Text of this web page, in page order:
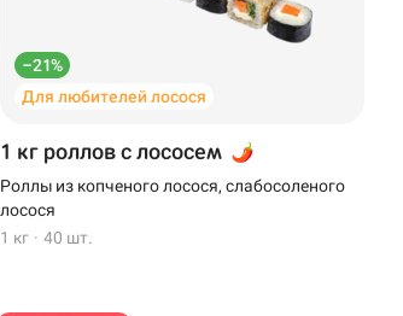
–21%
Для любителей лосося
1 кг роллов с лососем
Роллы из копченого лосося, слабосоленого
лосося
1 кг · 40 шт.